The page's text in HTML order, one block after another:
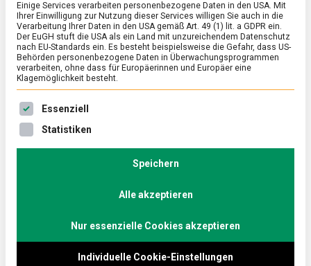
ERNÄHRUNG & GESUNDHEIT /FEATURED/POLITIK/WIRTSCHAFT
Bevor die Zeit abläuft …
28. Mai 2021 Johannes
Bevor
Der Clearance Sales Onlineshop des
Lebensmittelproduzenten Danone wurde für sein
Lebensmittelmagazin.de traf sich online mit dem
Einige Services verarbeiten personenbezogene Daten in den USA. Mit
Ihrer Einwilligung zur Nutzung dieser Services willigen Sie auch in die
Verarbeitung Ihrer Daten in den USA gemäß Art. 49 (1) lit. a GDPR ein.
Der EuGH stuft die USA als ein Land mit unzureichendem Datenschutz
nach EU-Standards ein. Es besteht beispielsweise die Gefahr, dass US-
Behörden personenbezogene Daten in Überwachungsprogrammen
verarbeiten, ohne dass für Europäerinnen und Europäer eine
Klagemöglichkeit besteht.
Es folgt eine Liste der Service-Gruppen, für die eine
Essenziell
Statistiken
Speichern
Alle akzeptieren
Nur essenzielle Cookies akzeptieren
Individuelle Cookie-Einstellungen